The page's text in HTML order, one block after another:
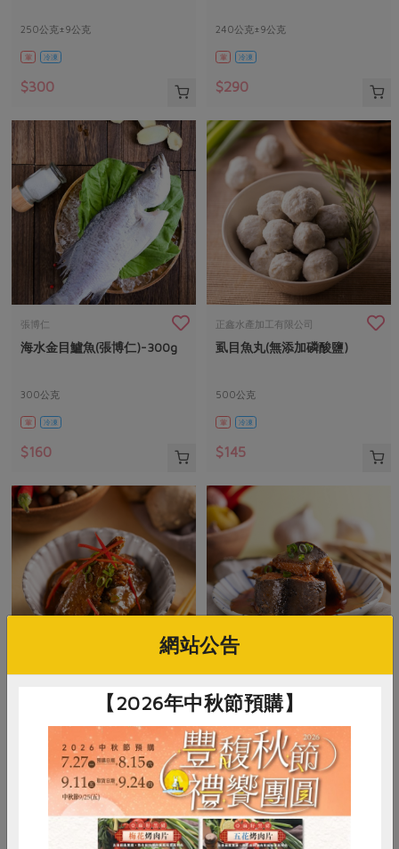
250公克±9公克
葷 冷凍
$300
240公克±9公克
葷 冷凍
$290
張博仁
海水金目鱸魚(張博仁)-300g
300公克
葷 冷凍
$160
正鑫水產加工有限公司
虱目魚丸(無添加磷酸鹽)
500公克
葷 冷凍
$145
200公克(含固形量150公克)
$120
茄汁虱目魚
230公克(含固形量150公克)
葷 常溫
$69
網站公告
【2026年中秋節預購】